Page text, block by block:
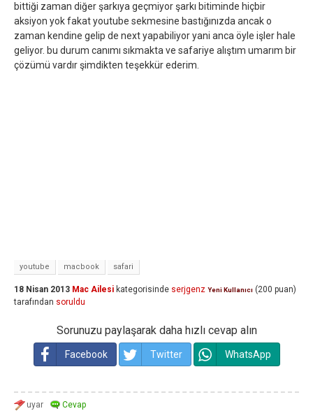
bittiği zaman diğer şarkıya geçmiyor şarkı bitiminde hiçbir
aksiyon yok fakat youtube sekmesine bastığınızda ancak o
zaman kendine gelip de next yapabiliyor yani anca öyle işler hale
geliyor. bu durum canımı sıkmakta ve safariye alıştım umarım bir
çözümü vardır şimdikten teşekkür ederim.
youtube macbook safari
18 Nisan 2013 Mac Ailesi kategorisinde serjgenz Yeni Kullanıcı (200 puan)
tarafından soruldu
Sorunuzu paylaşarak daha hızlı cevap alın
Facebook Twitter WhatsApp